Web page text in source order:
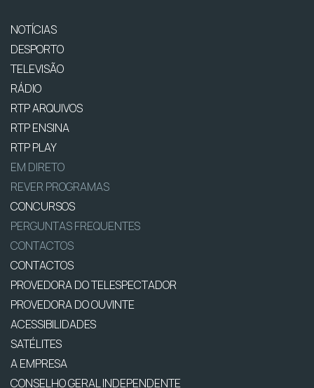
NOTÍCIAS
DESPORTO
TELEVISÃO
RÁDIO
RTP ARQUIVOS
RTP ENSINA
RTP PLAY
EM DIRETO
REVER PROGRAMAS
CONCURSOS
PERGUNTAS FREQUENTES
CONTACTOS
CONTACTOS
PROVEDORA DO TELESPECTADOR
PROVEDORA DO OUVINTE
ACESSIBILIDADES
SATÉLITES
A EMPRESA
CONSELHO GERAL INDEPENDENTE